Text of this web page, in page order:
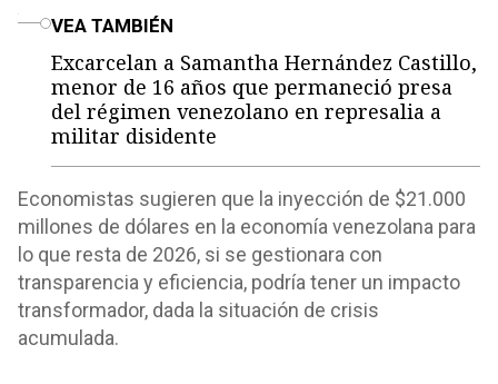
VEA TAMBIÉN
Excarcelan a Samantha Hernández Castillo,
menor de 16 años que permaneció presa
del régimen venezolano en represalia a
militar disidente
Economistas sugieren que la inyección de $21.000
millones de dólares en la economía venezolana para
lo que resta de 2026, si se gestionara con
transparencia y eficiencia, podría tener un impacto
transformador, dada la situación de crisis
acumulada.